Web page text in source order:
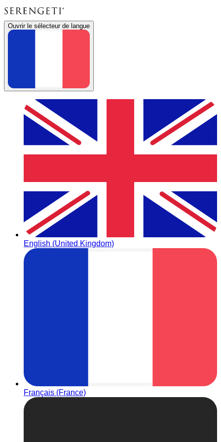
Ouvrir le sélecteur de langue
English (United Kingdom)
Français (France)